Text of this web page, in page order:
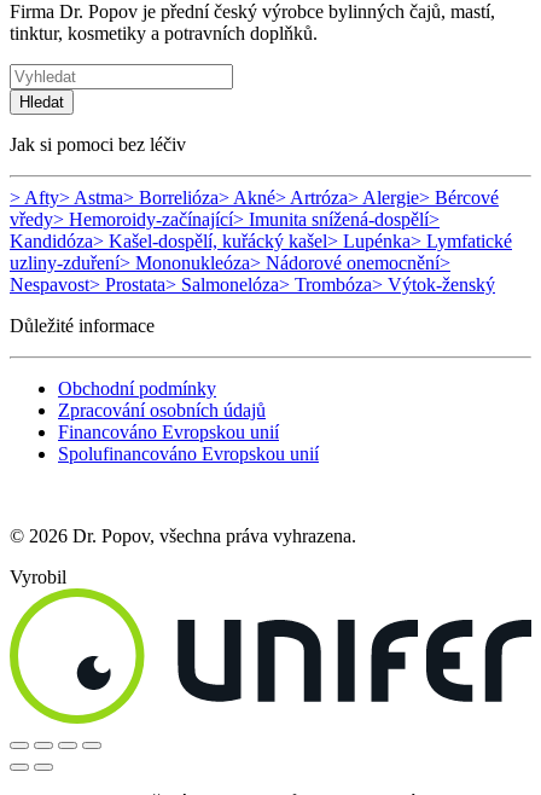
Firma Dr. Popov je přední český výrobce bylinných čajů, mastí,
tinktur, kosmetiky a potravních doplňků.
Hledat
Jak si pomoci bez léčiv
> Afty> Astma> Borrelióza> Akné> Artróza> Alergie> Bércové
vředy> Hemoroidy-začínající> Imunita snížená-dospělí>
Kandidóza> Kašel-dospělí, kuřácký kašel> Lupénka> Lymfatické
uzliny-zduření> Mononukleóza> Nádorové onemocnění>
Nespavost> Prostata> Salmonelóza> Trombóza> Výtok-ženský
Důležité informace
Obchodní podmínky
Zpracování osobních údajů
Financováno Evropskou unií
Spolufinancováno Evropskou unií
© 2026 Dr. Popov, všechna práva vyhrazena.
Vyrobil